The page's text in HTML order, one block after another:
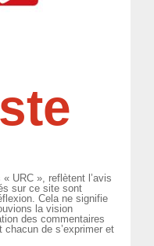
URC », reflètent l’avis
sur ce site sont
Cela ne signifie
la vision
des commentaires
chacun de s’exprimer et